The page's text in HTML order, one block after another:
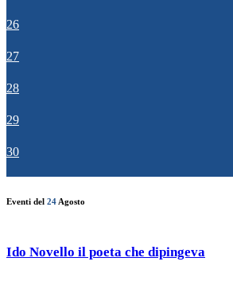
26
27
28
29
30
Eventi del 24 Agosto
Ido Novello il poeta che dipingeva